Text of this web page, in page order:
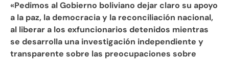
«Pedimos al Gobierno boliviano dejar claro su apoyo
a la paz, la democracia y la reconciliación nacional,
al liberar a los exfuncionarios detenidos mientras
se desarrolla una investigación independiente y
transparente sobre las preocupaciones sobre